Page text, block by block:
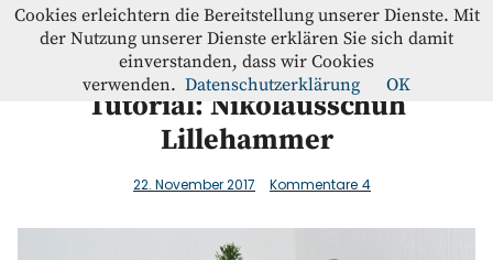
Westfalenstoffe-Blog
Tutorial: Nikolausschuh
Lillehammer
22. November 2017 Kommentare 4
Cookies erleichtern die Bereitstellung unserer Dienste. Mit
der Nutzung unserer Dienste erklären Sie sich damit
einverstanden, dass wir Cookies
verwenden. Datenschutzerklärung OK